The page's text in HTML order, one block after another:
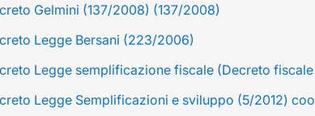
Gelmini (137/2008) (137/2008)
Legge Bersani (223/2006)
Legge semplificazione fiscale (Decreto fiscale
Legge Semplificazioni e sviluppo (5/2012)